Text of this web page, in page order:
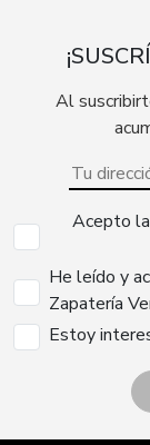
Al
Acepto la
He leído y
Zapatería
Estoy